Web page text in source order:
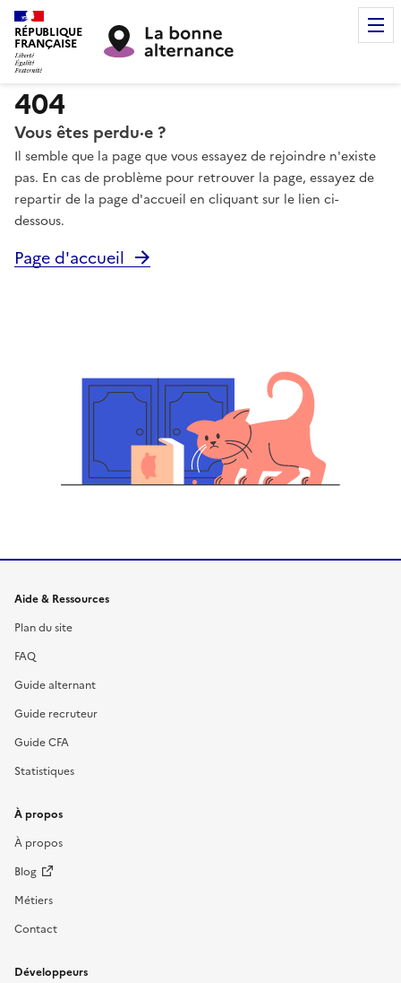
RÉPUBLIQUE
FRANÇAISE
404
Vous êtes perdu·e ?
Il semble que la page que vous essayez de rejoindre n'existe
pas. En cas de problème pour retrouver la page, essayez de
repartir de la page d'accueil en cliquant sur le lien ci-
dessous.
Page d'accueil
Informations et liens du site
Aide & Ressources
Plan du site
FAQ
Guide alternant
Guide recruteur
Guide CFA
Statistiques
À propos
À propos
Blog
Métiers
Contact
Développeurs